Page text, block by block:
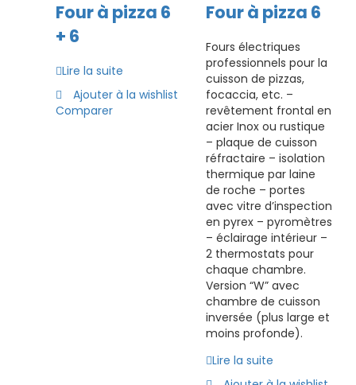
Four à pizza 6
+ 6
Lire la suite
Ajouter à la wishlist
Comparer
Four à pizza 6
Fours électriques
professionnels pour la
cuisson de pizzas,
focaccia, etc. –
revêtement frontal en
acier Inox ou rustique
– plaque de cuisson
réfractaire – isolation
thermique par laine
de roche – portes
avec vitre d’inspection
en pyrex – pyromètres
– éclairage intérieur –
2 thermostats pour
chaque chambre.
Version “W” avec
chambre de cuisson
inversée (plus large et
moins profonde).
Lire la suite